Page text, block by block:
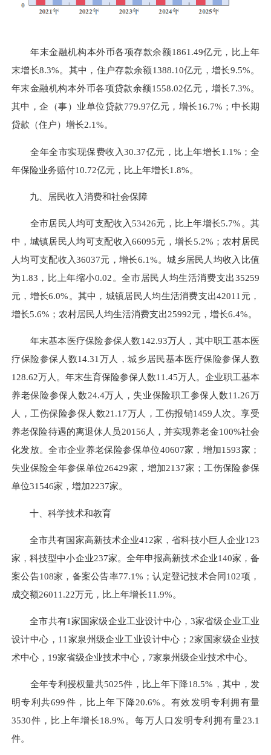
年末金融机构本外币各项存款余额1861.49亿元，比上年
末增长8.3%。其中，住户存款余额1388.10亿元，增长9.5%。
年末金融机构本外币各项贷款余额1558.02亿元，增长7.3%。
其中，企（事）业单位贷款779.97亿元，增长16.7%；中长期
贷款（住户）增长2.1%。
全年全市实现保费收入30.37亿元，比上年增长1.1%；全
年保险业务赔付10.72亿元，比上年增长1.8%。
九、居民收入消费和社会保障
全市居民人均可支配收入53426元，比上年增长5.7%。其
中，城镇居民人均可支配收入66095元，增长5.2%；农村居民
人均可支配收入36037元，增长6.1%。城乡居民人均收入比值
为1.83，比上年缩小0.02。全市居民人均生活消费支出35259
元，增长6.0%。其中，城镇居民人均生活消费支出42011元，
增长5.6%；农村居民人均生活消费支出25992元，增长6.4%。
年末基本医疗保险参保人数142.93万人，其中职工基本医
疗保险参保人数14.31万人，城乡居民基本医疗保险参保人数
128.62万人。年末生育保险参保人数11.45万人。企业职工基本
养老保险参保人数24.4万人，失业保险职工参保人数11.26万
人，工伤保险参保人数21.17万人，工伤报销1459人次。享受
养老保险待遇的离退休人员20156人，并实现养老金100%社会
化发放。全市企业养老保险参保单位40607家，增加1593家；
失业保险全年参保单位26429家，增加2137家；工伤保险参保
单位31546家，增加2237家。
十、科学技术和教育
全市共有国家高新技术企业412家，省科技小巨人企业123
家，科技型中小企业237家。全年申报高新技术企业140家，备
案公告108家，备案公告率77.1%；认定登记技术合同102项，
成交额26011.22万元，比上年增长11.9%。
全市共有1家国家级企业工业设计中心，3家省级企业工业
设计中心，11家泉州级企业工业设计中心；2家国家级企业技
术中心，19家省级企业技术中心，7家泉州级企业技术中心。
全年专利授权量共5025件，比上年下降18.5%，其中，发
明专利共699件，比上年下降20.6%。有效发明专利拥有量
3530件，比上年增长18.9%。每万人口发明专利拥有量23.1
件。